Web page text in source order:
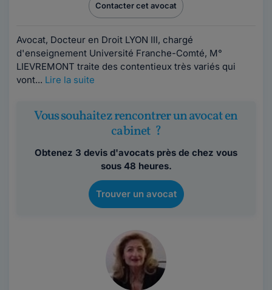
Contacter cet avocat
Avocat, Docteur en Droit LYON III, chargé
d'enseignement Université Franche-Comté, M°
LIEVREMONT traite des contentieux très variés qui
vont... Lire la suite
Vous souhaitez rencontrer un avocat en
cabinet ?
Obtenez 3 devis d'avocats près de chez vous
sous 48 heures.
Trouver un avocat